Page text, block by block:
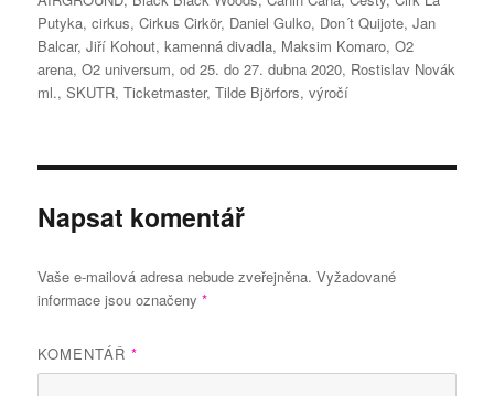
Putyka,cirkus,Cirkus Cirkör, Daniel Gulko, Don´t Quijote,Jan
Balcar,Jiří Kohout,kamenná divadla, Maksim Komaro,O2
arena,O2 universum,od 25. do 27. dubna 2020, Rostislav Novák
ml.,SKUTR,Ticketmaster,Tilde Björfors,výročí
Napsat komentář
Vaše e-mailová adresa nebude zveřejněna. Vyžadované
informace jsou označeny*
KOMENTÁŘ*